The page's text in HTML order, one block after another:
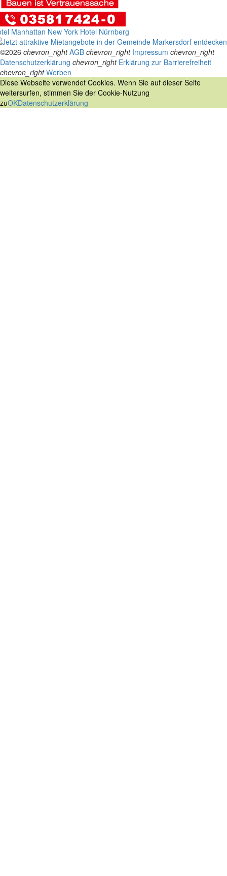
Manhattan New York Hotel Nürnberg
©2026 chevron_right AGB chevron_right Impressum chevron_right
Datenschutzerklärung chevron_right Erklärung zur Barrierefreiheit
chevron_right Werben
Diese Webseite verwendet Cookies. Wenn Sie auf dieser Seite
weitersurfen, stimmen Sie der Cookie-Nutzung
zuOKDatenschutzerklärung